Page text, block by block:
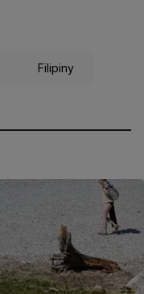
Filipiny